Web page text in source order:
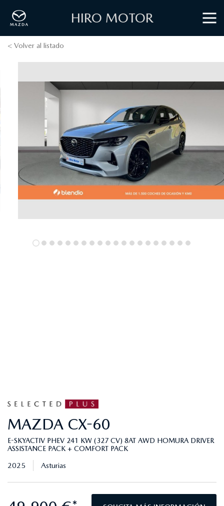
HIRO MOTOR
< Volver al listado
MAZDA CX-60
E-SKYACTIV PHEV 241 KW (327 CV) 8AT AWD HOMURA DRIVER
ASSISTANCE PACK + COMFORT PACK
2025 Asturias